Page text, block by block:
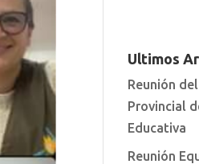
Ultimos
Reunión
Provincial
Educativa
Reunión